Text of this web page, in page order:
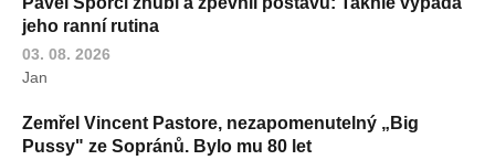
jeho ranní rutina
03. 08. 2026
Jan
Zemřel Vincent Pastore, nezapomenutelný „Big
Pussy" ze Sopránů. Bylo mu 80 let